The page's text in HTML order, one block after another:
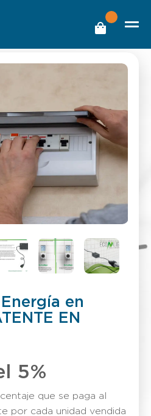
en
EN
5%
que se paga al
por cada unidad vendida